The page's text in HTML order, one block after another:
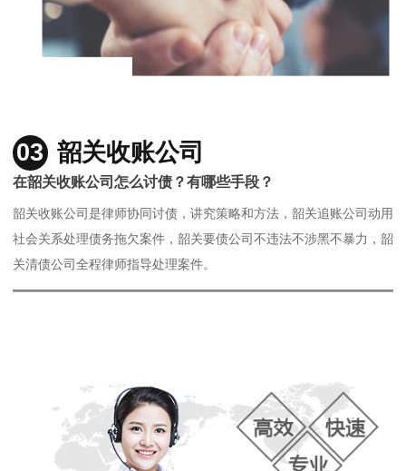
03 韶关收账公司
在韶关收账公司怎么讨债？有哪些手段？
韶关收账公司是律师协同讨债，讲究策略和方法，韶关追账公司动用
社会关系处理债务拖欠案件，韶关要债公司不违法不涉黑不暴力，韶
关清债公司全程律师指导处理案件。